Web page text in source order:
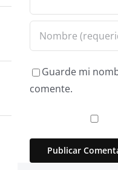
Guarde mi
comente.